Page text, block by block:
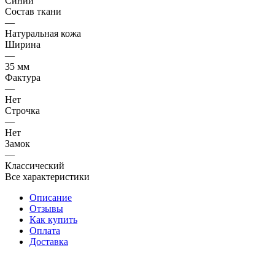
Состав ткани
—
Натуральная кожа
Ширина
—
35 мм
Фактура
—
Нет
Строчка
—
Нет
Замок
—
Классический
Все характеристики
Описание
Отзывы
Как купить
Оплата
Доставка